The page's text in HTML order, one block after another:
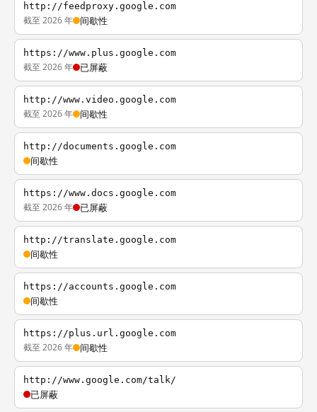
http://feedproxy.google.com
截至 2026 年 间歇性
https://www.plus.google.com
截至 2026 年 已屏蔽
http://www.video.google.com
截至 2026 年 间歇性
http://documents.google.com
间歇性
https://www.docs.google.com
截至 2026 年 已屏蔽
http://translate.google.com
间歇性
https://accounts.google.com
间歇性
https://plus.url.google.com
截至 2026 年 间歇性
http://www.google.com/talk/
已屏蔽